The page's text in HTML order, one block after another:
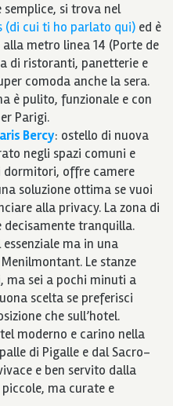
semplice, si trova nel
(di cui ti ho parlato qui) ed è
metro linea 14 (Porte de
di ristoranti, panetterie e
comoda anche la sera.
è pulito, funzionale e con
Parigi.
Bercy: ostello di nuova
negli spazi comuni e
dormitori, offre camere
soluzione ottima se vuoi
alla privacy. La zona di
decisamente tranquilla.
ma in una
Le stanze
ma sei a pochi minuti a
scelta se preferisci
che sull’hotel.
moderno e carino nella
di Pigalle e dal Sacro-
e ben servito dalla
ma curate e